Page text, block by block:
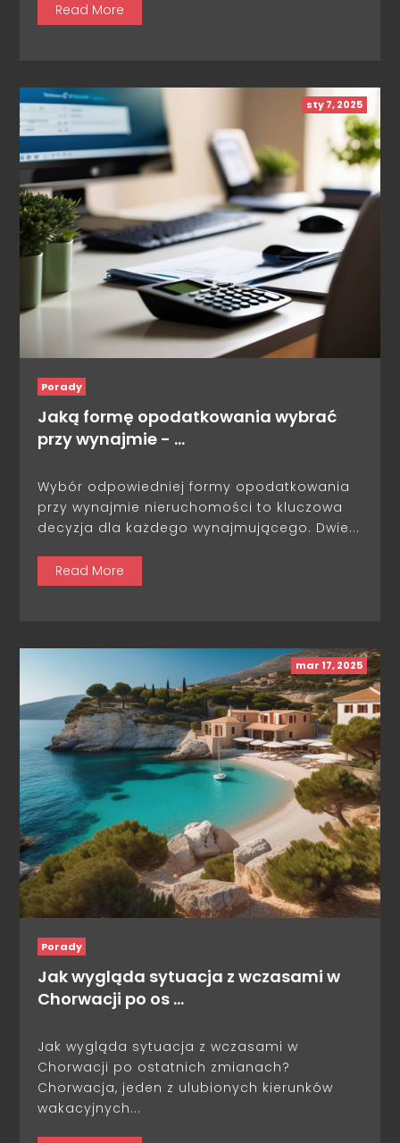
Read More
sty 7, 2025
Porady
Jaką formę opodatkowania wybrać
przy wynajmie - …
Wybór odpowiedniej formy opodatkowania
przy wynajmie nieruchomości to kluczowa
decyzja dla każdego wynajmującego. Dwie...
Read More
mar 17, 2025
Porady
Jak wygląda sytuacja z wczasami w
Chorwacji po os …
Jak wygląda sytuacja z wczasami w
Chorwacji po ostatnich zmianach?
Chorwacja, jeden z ulubionych kierunków
wakacyjnych...